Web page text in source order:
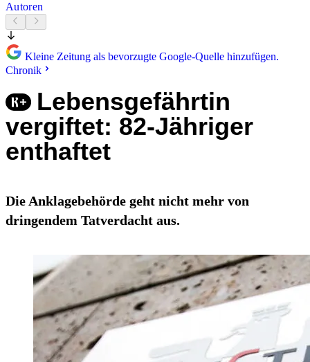
Autoren
Kleine Zeitung als bevorzugte Google-Quelle hinzufügen.
Chronik
Lebensgefährtin
vergiftet: 82-Jähriger
enthaftet
Die Anklagebehörde geht nicht mehr von
dringendem Tatverdacht aus.